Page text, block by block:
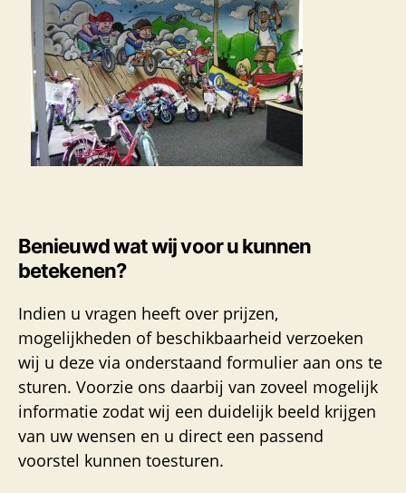
Benieuwd wat wij voor u kunnen
betekenen?
Indien u vragen heeft over prijzen,
mogelijkheden of beschikbaarheid verzoeken
wij u deze via onderstaand formulier aan ons te
sturen. Voorzie ons daarbij van zoveel mogelijk
informatie zodat wij een duidelijk beeld krijgen
van uw wensen en u direct een passend
voorstel kunnen toesturen.